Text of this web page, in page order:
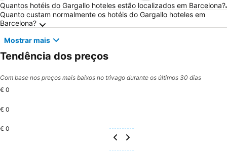
Perguntas Frequentes sobre Barcelona
Quantos hotéis do Gargallo hoteles estão localizados em Barcelona?
Quanto custam normalmente os hotéis do Gargallo hoteles em
Barcelona?
Mostrar mais
Tendência dos preços
Com base nos preços mais baixos no trivago durante os últimos 30 dias
€ 0
€ 0
€ 0